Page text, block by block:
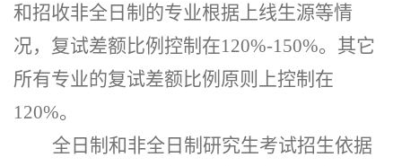
和招收非全日制的专业根据上线生源等情
况，复试差额比例控制在120%-150%。其它
所有专业的复试差额比例原则上控制在
120%。
全日制和非全日制研究生考试招生依据